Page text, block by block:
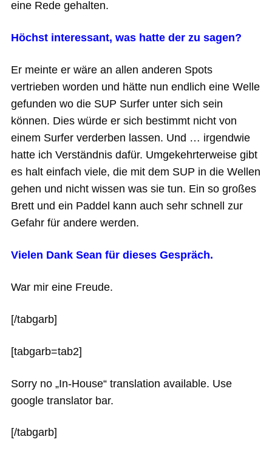
eine Rede gehalten.
Höchst interessant, was hatte der zu sagen?
Er meinte er wäre an allen anderen Spots
vertrieben worden und hätte nun endlich eine Welle
gefunden wo die SUP Surfer unter sich sein
können. Dies würde er sich bestimmt nicht von
einem Surfer verderben lassen. Und … irgendwie
hatte ich Verständnis dafür. Umgekehrterweise gibt
es halt einfach viele, die mit dem SUP in die Wellen
gehen und nicht wissen was sie tun. Ein so großes
Brett und ein Paddel kann auch sehr schnell zur
Gefahr für andere werden.
Vielen Dank Sean für dieses Gespräch.
War mir eine Freude.
[/tabgarb]
[tabgarb=tab2]
Sorry no „In-House“ translation available. Use
google translator bar.
[/tabgarb]